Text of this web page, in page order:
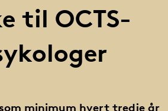
til OCTS-
minimum hvert tredje år